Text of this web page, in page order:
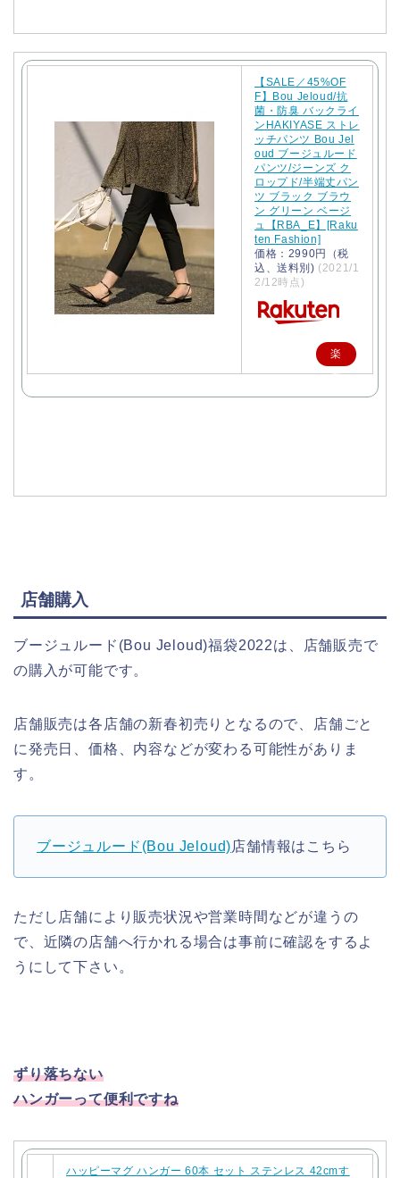
【SALE／45%OF
F】Bou Jeloud/抗
菌・防臭 バックライ
ンHAKIYASE ストレ
ッチパンツ Bou Jel
oud ブージュルード
パンツ/ジーンズ ク
ロップド/半端丈パン
ツ ブラック ブラウ
ン グリーン ベージ
ュ【RBA_E】[Raku
ten Fashion]
価格：2990円（税
込、送料別) (2021/1
2/12時点)
楽
天
店舗購入
ブージュルード(Bou Jeloud)福袋2022は、店舗販売で
の購入が可能です。
店舗販売は各店舗の新春初売りとなるので、店舗ごと
に発売日、価格、内容などが変わる可能性がありま
す。
ブージュルード(Bou Jeloud)店舗情報はこちら
ただし店舗により販売状況や営業時間などが違うの
で、近隣の店舗へ行かれる場合は事前に確認をするよ
うにして下さい。
ずり落ちない
ハンガーって便利ですね
ハッピーマグ ハンガー 60本 セット ステンレス 42cmす